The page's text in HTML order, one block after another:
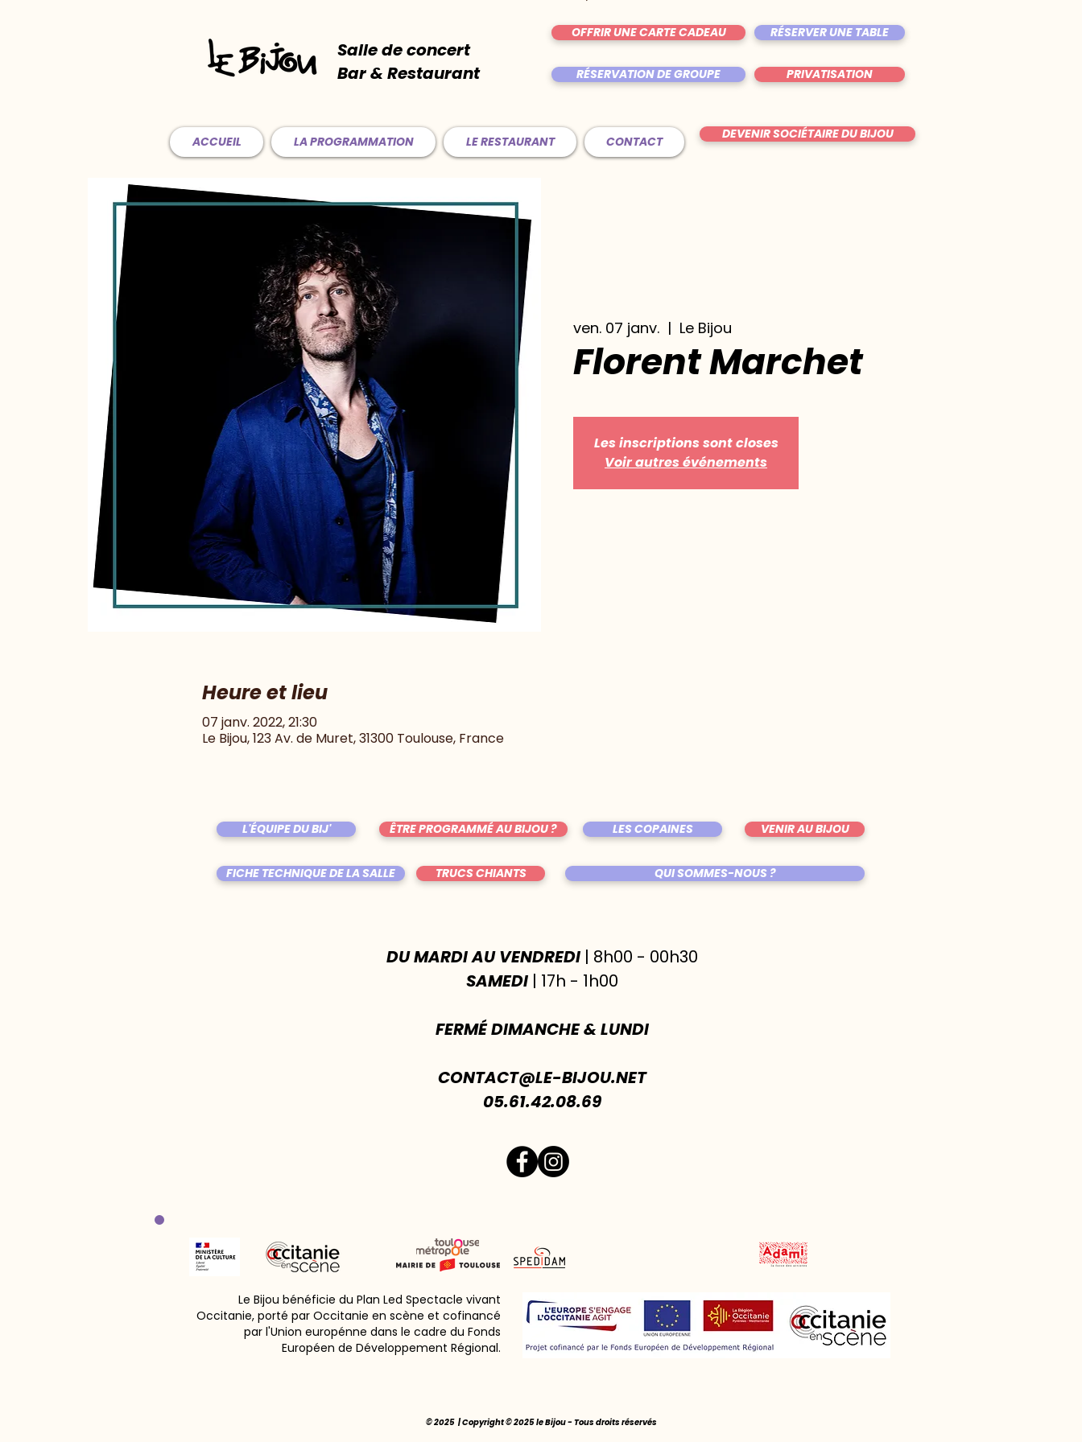
Salle de concert
Bar & Restaurant
OFFRIR UNE CARTE CADEAU RÉSERVER UNE TABLE
RÉSERVATION DE GROUPE PRIVATISATION
ACCUEIL LA PROGRAMMATION LE RESTAURANT CONTACT DEVENIR SOCIÉTAIRE DU BIJOU
ven. 07 janv.
  |
Le Bijou
Florent Marchet
Les inscriptions sont closes
Voir autres événements
Heure et lieu
07 janv. 2022, 21:30
Le Bijou, 123 Av. de Muret, 31300 Toulouse, France
L'ÉQUIPE DU BIJ' ÊTRE PROGRAMMÉ AU BIJOU ? LES COPAINES VENIR AU BIJOU
FICHE TECHNIQUE DE LA SALLE TRUCS CHIANTS QUI SOMMES-NOUS ?
DU MARDI AU VENDREDI| 8h00 - 00h30
SAMEDI| 17h - 1h00
FERMÉ DIMANCHE & LUNDI
CONTACT@LE-BIJOU.NET
05.61.42.08.69
Le Bijou bénéficie du Plan Led Spectacle vivant
Occitanie, porté par Occitanie en scène et cofinancé
par l'Union europénne dans le cadre du Fonds
Européen de Développement Régional.
© 2025 | Copyright © 2025 le Bijou - Tous droits réservés